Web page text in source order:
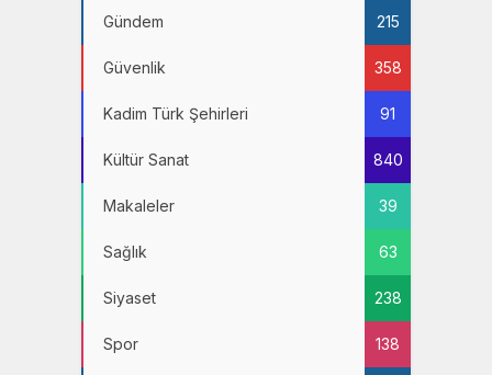
Gündem 215
Güvenlik 358
Kadim Türk Şehirleri 91
Kültür Sanat 840
Makaleler 39
Sağlık 63
Siyaset 238
Spor 138